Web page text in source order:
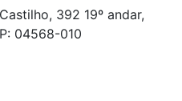
392 19º andar,
04568-010